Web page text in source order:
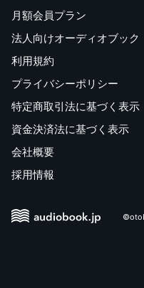
月額会員プラン
法人向けオーディオブック
利用規約
プライバシーポリシー
特定商取引法に基づく表示
資金決済法に基づく表示
会社概要
採用情報